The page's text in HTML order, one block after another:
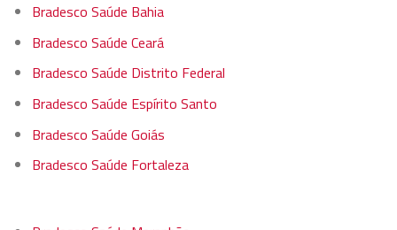
Bradesco Saúde Bahia
Bradesco Saúde Ceará
Bradesco Saúde Distrito Federal
Bradesco Saúde Espírito Santo
Bradesco Saúde Goiás
Bradesco Saúde Fortaleza